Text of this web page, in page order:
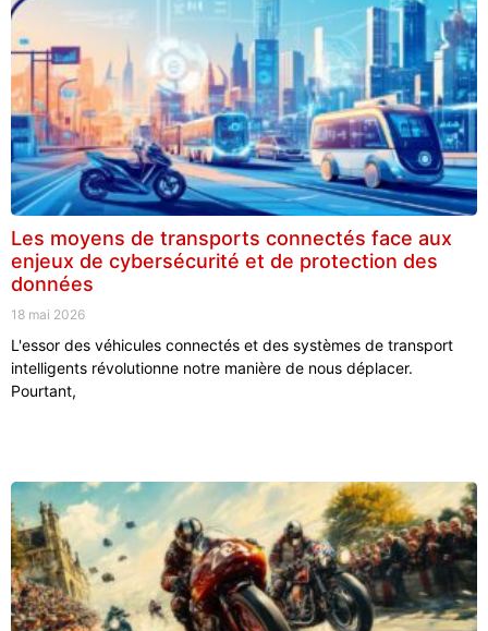
Les moyens de transports connectés face aux
enjeux de cybersécurité et de protection des
données
18 mai 2026
L'essor des véhicules connectés et des systèmes de transport
intelligents révolutionne notre manière de nous déplacer.
Pourtant,